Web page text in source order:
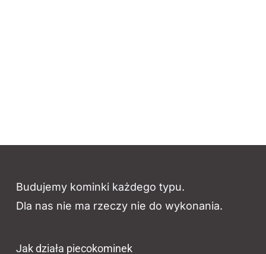
Budujemy kominki każdego typu.
Dla nas nie ma rzeczy nie do wykonania.
Jak działa piecokominek